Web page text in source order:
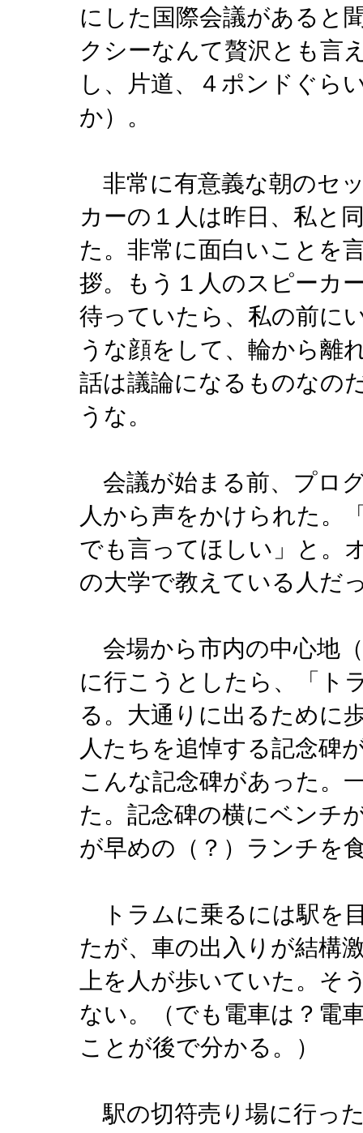
にした国際会議があると
クシーなんて贅沢とも言
し、片道、４ポンドぐら
か）。
非常に有意義な朝のセ
カーの１人は昨日、私と
た。非常に面白いことを
拶。もう１人のスピーカ
待っていたら、私の前に
うな顔をして、輪から離
話は議論になるものなの
うな。
会議が始まる前、プロ
人から声をかけられた。
でも言ってほしい」と。
の大学で教えている人
会場から市内の中心地
に行こうとしたら、「ト
る。大通りに出るために
人たちを追悼する記念碑
こんな記念碑があった。
た。記念碑の横にベンチ
が早めの（？）ランチ
トラムに乗るには駅を
たが、車の出入りが結構
上を人が歩いていた。そ
ない。（でも電車は？電
ことが後で分かる。）
駅の切符売り場に行っ